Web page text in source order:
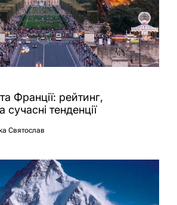
Франції: рейтинг,
сучасні тенденції
Святослав